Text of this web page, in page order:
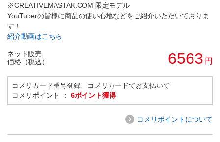
※CREATIVEMASTAK.COM 限定モデル
YouTuberの皆様に商品の使い心地などをご紹介いただいておりま
す！
紹介動画はこちら
ネット販売
価格（税込）
6563 円
コメリカード番号登録、コメリカードでお支払いで
コメリポイント ： 6ポイント獲得
コメリポイントについて